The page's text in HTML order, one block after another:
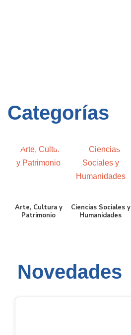
Categorías
Arte, Cultura y
Patrimonio
Ciencias Sociales y
Humanidades
Novedades